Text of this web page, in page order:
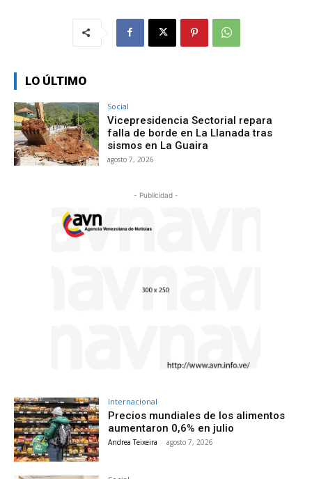
LO ÚLTIMO
Social
Vicepresidencia Sectorial repara
falla de borde en La Llanada tras
sismos en La Guaira
agosto 7, 2026
- Publicidad -
Internacional
Precios mundiales de los alimentos
aumentaron 0,6% en julio
Andrea Teixeira - agosto 7, 2026